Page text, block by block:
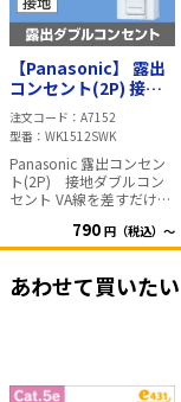
【Panasonic】 露出
コンセント(2P) 接地
ダブルコンセント
WK1512SWK (仮設
用)
注文コード
A7152
型番
WK1512SWK
Panasonic 露出コンセン
ト(2P) 接地ダブルコン
セント VA線を差すだけで
です。 型番:WK1512SWK
790 円（税込）～
あわせて買いたい